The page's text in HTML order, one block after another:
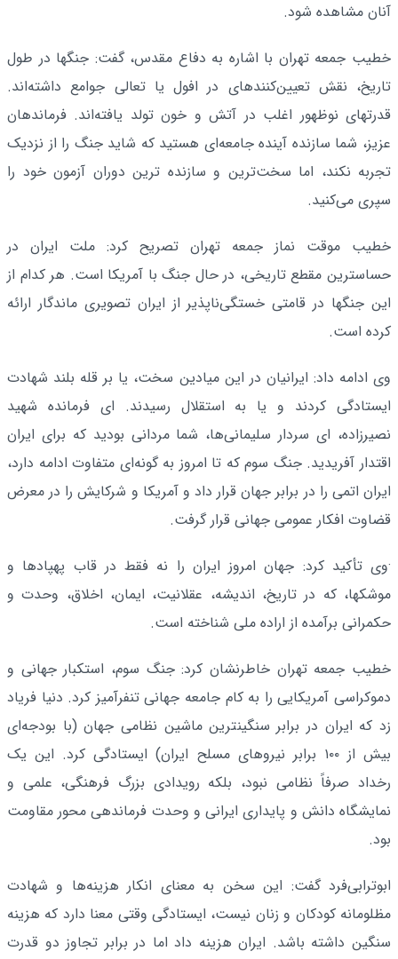
آنان مشاهده شود.
خطیب جمعه تهران با اشاره به دفاع مقدس، گفت: جنگها در طول
تاریخ، نقش تعیین‌کنندهای در افول یا تعالی جوامع داشته‌اند.
قدرتهای نوظهور اغلب در آتش و خون تولد یافته‌اند. فرماندهان
عزیز، شما سازنده آینده جامعه‌ای هستید که شاید جنگ را از نزدیک
تجربه نکند، اما سخت‌ترین و سازنده ترین دوران آزمون خود را
سپری می‌کنید.
خطیب موقت نماز جمعه تهران تصریح کرد: ملت ایران در
حساسترین مقطع تاریخی، در حال جنگ با آمریکا است. هر کدام از
این جنگها در قامتی خستگی‌ناپذیر از ایران تصویری ماندگار ارائه
کرده است.
وی ادامه داد: ایرانیان در این میادین سخت، یا بر قله بلند شهادت
ایستادگی کردند و یا به استقلال رسیدند. ای فرمانده شهید
نصیرزاده، ای سردار سلیمانی‌ها، شما مردانی بودید که برای ایران
اقتدار آفریدید. جنگ سوم که تا امروز به گونه‌ای متفاوت ادامه دارد،
ایران اتمی را در برابر جهان قرار داد و آمریکا و شرکایش را در معرض
قضاوت افکار عمومی جهانی قرار گرفت.
·وی تأکید کرد: جهان امروز ایران را نه فقط در قاب پهپادها و
موشکها، که در تاریخ، اندیشه، عقلانیت، ایمان، اخلاق، وحدت و
حکمرانی برآمده از اراده ملی شناخته است.
خطیب جمعه تهران خاطرنشان کرد: جنگ سوم، استکبار جهانی و
دموکراسی آمریکایی را به کام جامعه جهانی تنفرآمیز کرد. دنیا فریاد
زد که ایران در برابر سنگینترین ماشین نظامی جهان (با بودجه‌ای
بیش از ۱۰۰ برابر نیروهای مسلح ایران) ایستادگی کرد. این یک
رخداد صرفاً نظامی نبود، بلکه رویدادی بزرگ فرهنگی، علمی و
نمایشگاه دانش و پایداری ایرانی و وحدت فرماندهی محور مقاومت
بود.
ابوترابی‌فرد گفت: این سخن به معنای انکار هزینه‌ها و شهادت
مظلومانه کودکان و زنان نیست، ایستادگی وقتی معنا دارد که هزینه
سنگین داشته باشد. ایران هزینه داد اما در برابر تجاوز دو قدرت